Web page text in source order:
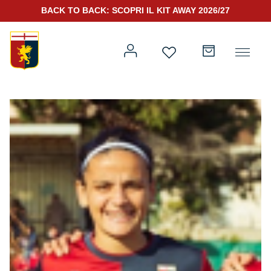
Prima squadra
Prima squadra
Genoa for Special
Kit Gara 2026/27
Training
Rappresentanza
Kit Gara 25/26
BACK TO BACK: SCOPRI IL KIT AWAY 2026/27